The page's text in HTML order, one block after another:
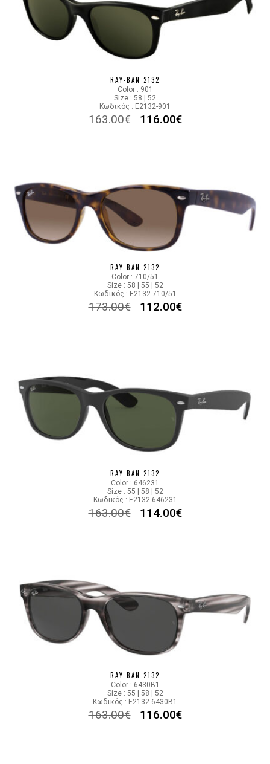
RAY-BAN 2132
Color : 901
Size : 58 | 52
Κωδικός : E2132-901
163.00€ 116.00€
RAY-BAN 2132
Color : 710/51
Size : 58 | 55 | 52
Κωδικός : E2132-710/51
173.00€ 112.00€
RAY-BAN 2132
Color : 646231
Size : 55 | 58 | 52
Κωδικός : E2132-646231
163.00€ 114.00€
RAY-BAN 2132
Color : 6430B1
Size : 55 | 58 | 52
Κωδικός : E2132-6430B1
163.00€ 116.00€